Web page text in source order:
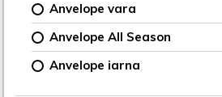
Anvelope vara
Anvelope All Season
Anvelope iarna